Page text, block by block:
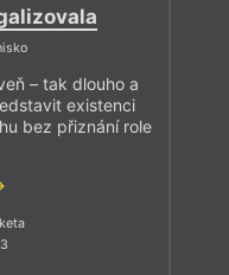
– tak dlouho a
existenci
bez přiznání role